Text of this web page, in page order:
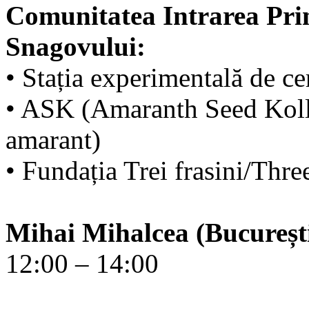
Comunitatea Intrarea
Snagovului:
• Stația experimentală de
• ASK (Amaranth Seed
amarant)
• Fundația Trei frasini/
Mihai Mihalcea
12:00 – 14:00